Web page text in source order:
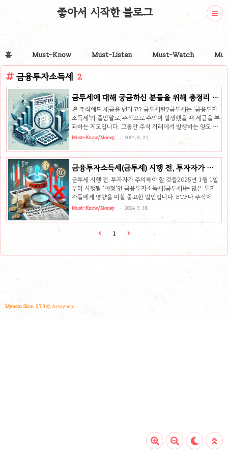
좋아서 시작한 블로그
홈 Must-Know Must-Listen Must-Watch
금융투자소득세 2
금투세에 대해 궁금하신 분들을 위해 총정리 해
드릴게요!
🔎 주식에도 세금을 낸다고? 금투세란?금투세는 '금융투자
소득세'의 줄임말로, 주식으로 수익이 발생했을 때 세금을 부
과하는 제도입니다. 그동안 주식 거래에서 발생하는 양도 차
익은 상장 주식의 경우에는 비과세로 혜택을 받았지만, 최근
이 금투세 도입으로 이에 대한 변화가 생겼죠. 현재 주식 투
자자들이 늘어나고, 전국민 주식 시대가 열리면서 이 금투세
투자자들에게 세금을 부과하기로 한 내용이 큰 이슈가 되고
있습니다.금투세의 주요 내용 및 변화📌 1. 왜 이렇게 핫한
주제일까?금투세 도입을 둘러싼 논란이 뜨거운 이유는 크게
두 가지입니다.첫째, 증세에 대한 반발: 기존에 내지 않던 세
금을 납부해야 한다는 사실이 불만을 야기합니다. 특히 주식
Must-Know/Money. 2024. 9. 22.
금융투자소득세(금투세) 시행 전, 투자자가 꼭
알아야 할 점
금투세 시행 전, 투자자가 주의해야 할 것들2025년 1월 1일
부터 시행될 '예정'인 금융투자소득세(금투세)는 많은 투자
자들에게 영향을 미칠 중요한 법안입니다. ETF나 주식에 투
자하는 개인 투자자들은 이에 대비해 어떤 점을 주의해야 할
지 미리 알아두는 것이 좋습니다. 이번 글에서는 금투세 도입
으로 인해 ETF 투자자들이 알아야 할 핵심 사항을 살펴보겠
습니다.금투세란 무엇인가?금투세는 금융 투자로 발생한 소
세 혜택을 받지만, 해외 주식과 비상장 주식은 250만 원까지
내 주식형 ETF 과세국내 주식형 ETF에서 5천만 원 이상의
Must-Know/Money. 2024. 9. 18.
1
Mynem Skin 2.7.3© Armynem